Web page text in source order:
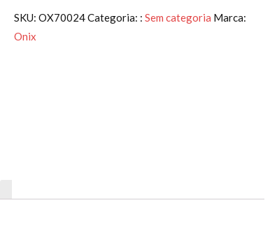
SKU:OX70024Categoria: :Sem categoria Marca:
Onix